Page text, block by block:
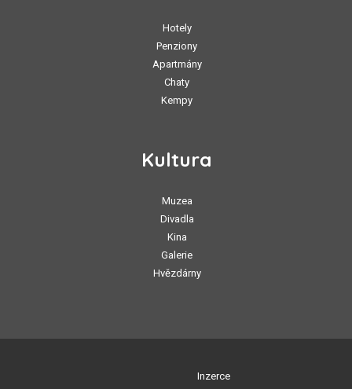
Hotely
Penziony
Apartmány
Chaty
Kempy
Kultura
Muzea
Divadla
Kina
Galerie
Hvězdárny
Inzerce